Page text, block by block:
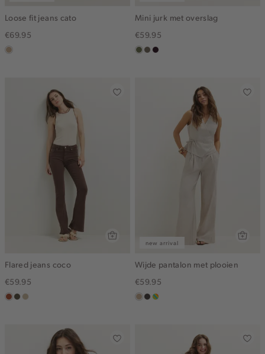
Loose fit jeans cato
€69.95
zand
Mini jurk met overslag
€59.95
groen,
middenbruin
bordeaux,
Flared jeans coco
€59.95
bruin
donkerkhaki
lichtzand
new arrival
Wijde pantalon met plooien
€59.95
zandchocomeerkleurig